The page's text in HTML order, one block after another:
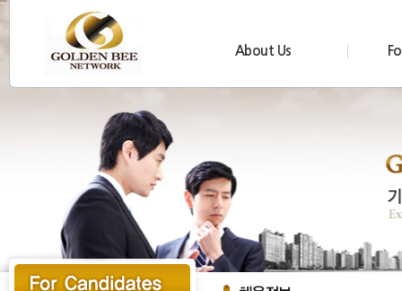
About Us